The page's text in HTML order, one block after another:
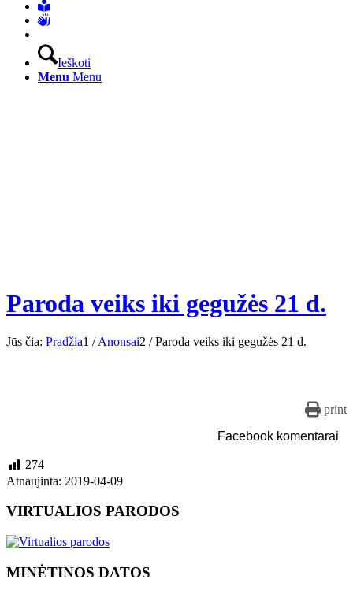
Ieškoti
Menu Menu
Paroda veiks iki gegužės 21 d.
Jūs čia: Pradžia1 / Anonsai2 / Paroda veiks iki gegužės 21 d.
print
Facebook komentarai
274
Atnaujinta: 2019-04-09
VIRTUALIOS PARODOS
MINĖTINOS DATOS